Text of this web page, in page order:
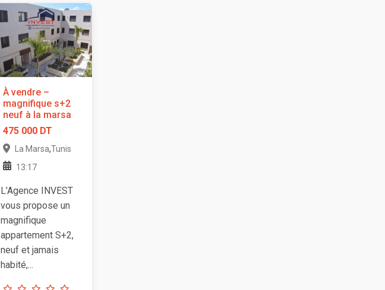
À vendre –
magnifique s+2
neuf à la marsa
475 000 DT
La Marsa,Tunis
13:17
L’Agence INVEST
vous propose un
magnifique
appartement S+2,
neuf et jamais
habité,...